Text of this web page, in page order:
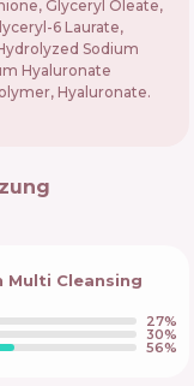
Glyceryl Oleate,
6 Laurate,
Sodium
Hyaluronate
Hyaluronate.
Multi Cleansing
27%
30%
56%